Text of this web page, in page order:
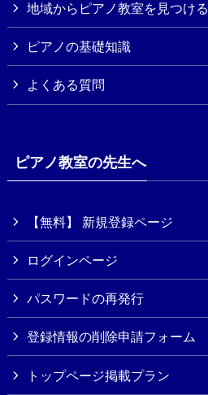
地域からピアノ教室を見つける
ピアノの基礎知識
よくある質問
ピアノ教室の先生へ
【無料】 新規登録ページ
ログインページ
パスワードの再発行
登録情報の削除申請フォーム
トップページ掲載プラン